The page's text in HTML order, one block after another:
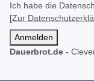
Ich habe die
[Zur
Anmelden
Dauerbrot.de -